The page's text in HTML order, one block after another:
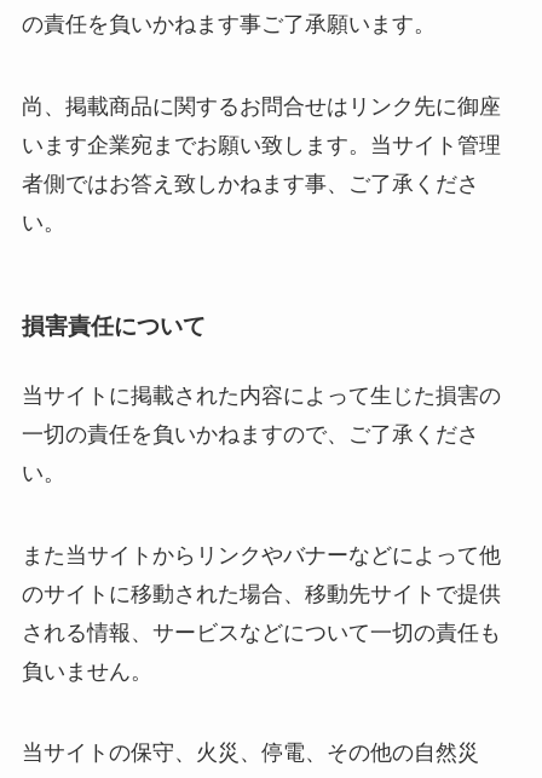
の責任を負いかねます事ご了承願います。
尚、掲載商品に関するお問合せはリンク先に御座
います企業宛までお願い致します。当サイト管理
者側ではお答え致しかねます事、ご了承くださ
い。
損害責任について
当サイトに掲載された内容によって生じた損害の
一切の責任を負いかねますので、ご了承くださ
い。
また当サイトからリンクやバナーなどによって他
のサイトに移動された場合、移動先サイトで提供
される情報、サービスなどについて一切の責任も
負いません。
当サイトの保守、火災、停電、その他の自然災